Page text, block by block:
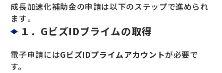
成長加速化補助金の申請は以下のステップで進められ
ます​。
１．GビズIDプライムの取得
電子申請にはGビズIDプライムアカウントが必要で
す。